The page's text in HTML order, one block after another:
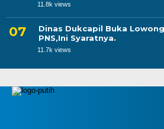
11.8k views
Dinas Dukcapil Buka
PNS,Ini Syaratnya.
11.7k views